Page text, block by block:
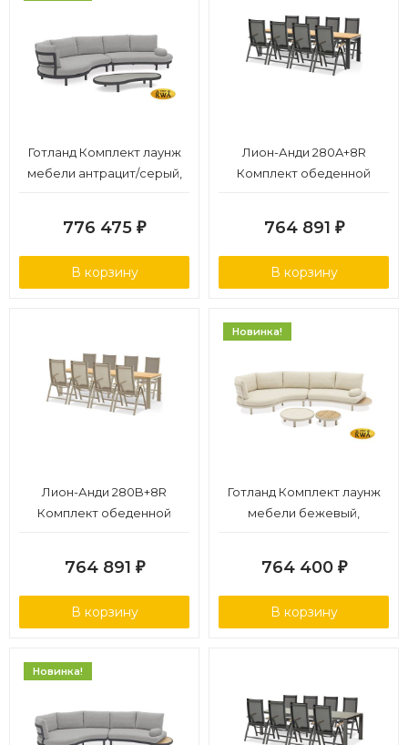
Готланд Комплект лаунж
мебели антрацит/серый,
776 475 ₽
В корзину
Лион-Анди 280A+8R
Комплект обеденной
тик
764 891 ₽
В корзину
Лион-Анди 280B+8R
Комплект обеденной
тик
764 891 ₽
В корзину
Новинка!
Готланд Комплект лаунж
мебели бежевый,
764 400 ₽
В корзину
Новинка!